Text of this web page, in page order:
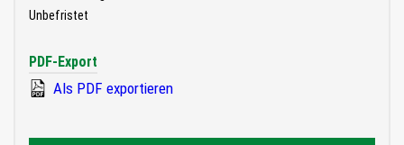
Unbefristet
PDF-Export
Als PDF exportieren